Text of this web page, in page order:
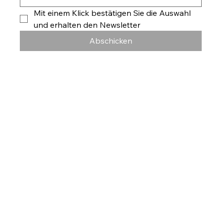
Mit einem Klick bestätigen Sie die Auswahl
und erhalten den Newsletter
Abschicken